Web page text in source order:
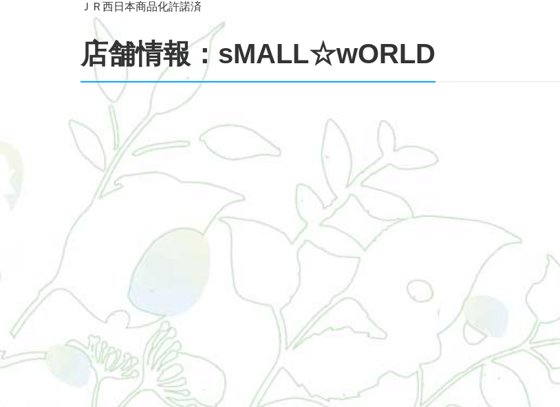
ＪＲ西日本商品化許諾済
店舗情報：sMALL☆wORLD